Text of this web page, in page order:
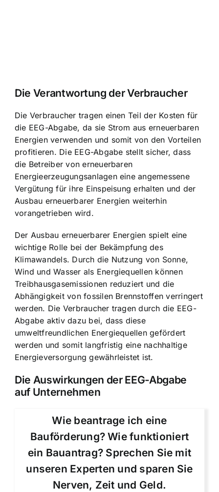
Die Verantwortung der Verbraucher
Die Verbraucher tragen einen Teil der Kosten für
die EEG-Abgabe, da sie Strom aus erneuerbaren
Energien verwenden und somit von den Vorteilen
profitieren. Die EEG-Abgabe stellt sicher, dass
die Betreiber von erneuerbaren
Energieerzeugungsanlagen eine angemessene
Vergütung für ihre Einspeisung erhalten und der
Ausbau erneuerbarer Energien weiterhin
vorangetrieben wird.
Der Ausbau erneuerbarer Energien spielt eine
wichtige Rolle bei der Bekämpfung des
Klimawandels. Durch die Nutzung von Sonne,
Wind und Wasser als Energiequellen können
Treibhausgasemissionen reduziert und die
Abhängigkeit von fossilen Brennstoffen verringert
werden. Die Verbraucher tragen durch die EEG-
Abgabe aktiv dazu bei, dass diese
umweltfreundlichen Energiequellen gefördert
werden und somit langfristig eine nachhaltige
Energieversorgung gewährleistet ist.
Die Auswirkungen der EEG-Abgabe
auf Unternehmen
Wie beantrage ich eine
Bauförderung? Wie funktioniert
ein Bauantrag? Sprechen Sie mit
unseren Experten und sparen Sie
Nerven, Zeit und Geld.